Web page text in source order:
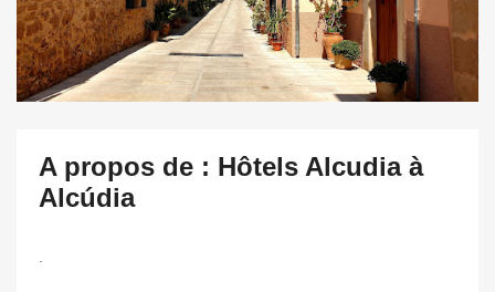
A propos de : Hôtels Alcudia à
Alcúdia